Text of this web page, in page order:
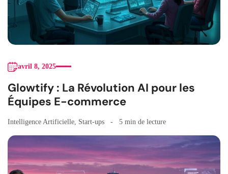
avril 8, 2025
Glowtify : La Révolution AI pour les
Équipes E-commerce
Intelligence Artificielle Start-ups 5 min de lecture